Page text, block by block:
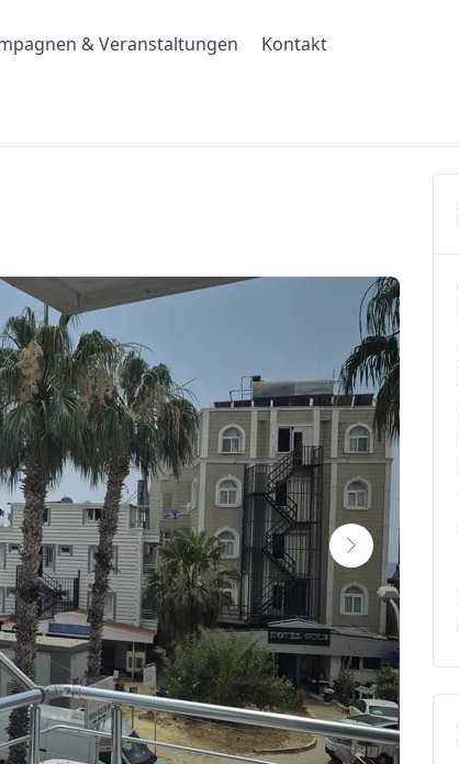
& Veranstaltungen Kontakt